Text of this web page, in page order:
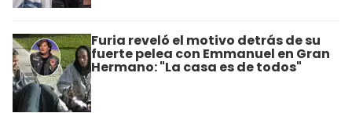
Furia reveló el motivo detrás de su
fuerte pelea con Emmanuel en Gran
Hermano: "La casa es de todos"